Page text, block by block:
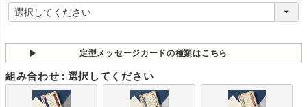
(
必
)
定型メッセージカードの種類はこちら
組み合わせ 選択してください